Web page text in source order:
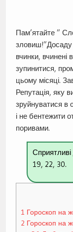
Пам’ятайте ”
зловиш!”Досаду
вчинки, вчинені
зупинитися,
цьому місяці.
Репутація, яку
зруйнуватися в
і не бентежити
поривами.
19, 22, 30.
1 Гороскоп на
2Гороскоп на